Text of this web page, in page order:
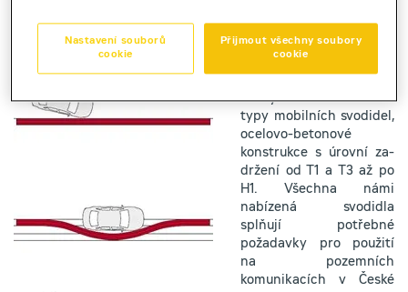
komplexních služeb zákazníkům. Plnohodnotně jsme tak do
nabídky Půjčovny strojů Zeppelin CZ přidali pronájem
Poskytnout můžeme tři
typy mobilních svodidel,
ocelovo-betonové
konstrukce s úrovní za-
držení od T1 a T3 až po
H1. Všechna námi
nabízená svodidla
splňují potřebné
požadavky pro použití
na pozemních
komunikacích v České
Přijmout všechny soubory
cookie
Nastavení souborů
cookie